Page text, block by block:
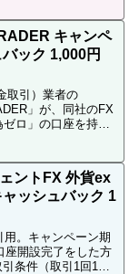
比較はこちらFX キ...
キャンペ
ック 1,000円
取引）業者の
」が、同社のFX
ロ」の口座を持っ
キャンペーンの意
ントFX 外貨ex
ッシュバック 1
。キャンペーン期
座開設完了をした方
条件（取引1回1万